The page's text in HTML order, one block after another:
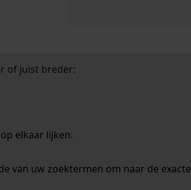
of juist breder:
elkaar lijken.
van uw zoektermen om naar de exacte